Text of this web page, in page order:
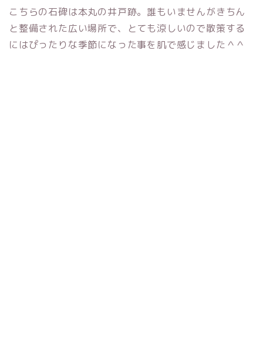
こちらの石碑は本丸の井戸跡。誰もいませんがきちん
と整備された広い場所で、とても涼しいので散策する
にはぴったりな季節になった事を肌で感じました＾＾